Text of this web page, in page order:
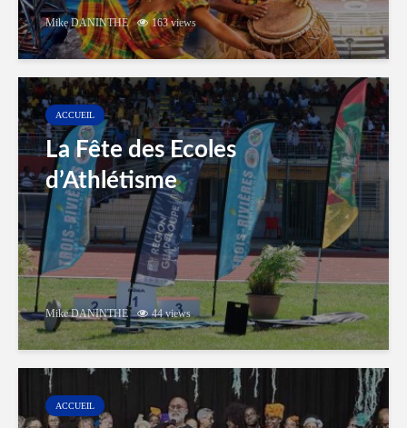
Mike DANINTHE 163 views
ACCUEIL
La Fête des Ecoles
d’Athlétisme
Mike DANINTHE 44 views
ACCUEIL